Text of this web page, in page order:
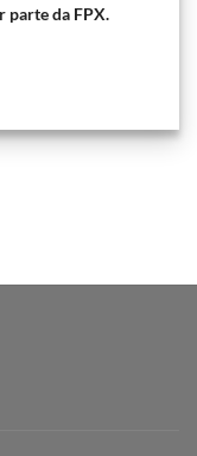
parte da FPX.